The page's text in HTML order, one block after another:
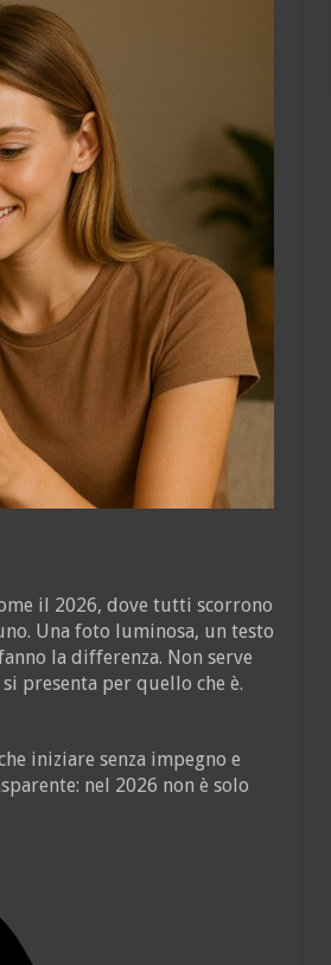
il 2026, dove tutti scorrono
Una foto luminosa, un testo
la differenza. Non serve
presenta per quello che è.
iniziare senza impegno e
nel 2026 non è solo